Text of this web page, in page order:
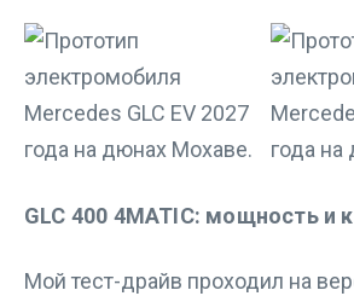
GLC 400 4MATIC: мощность и
Мой тест-драйв проходил на